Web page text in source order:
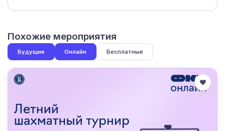
Похожие мероприятия
Будущие Онлайн Бесплатные